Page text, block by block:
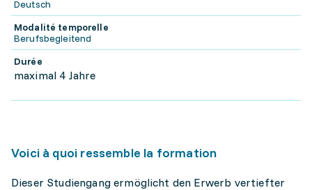
Deutsch
Modalité temporelle
Berufsbegleitend
Durée
maximal 4 Jahre
Voici à quoi ressemble la formation
Dieser Studiengang ermöglicht den Erwerb vertiefter